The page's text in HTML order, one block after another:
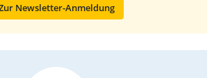
Newsletter-Anmeldung